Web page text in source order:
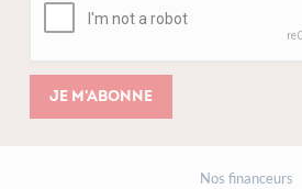
Je m'abonne
Nos financeurs